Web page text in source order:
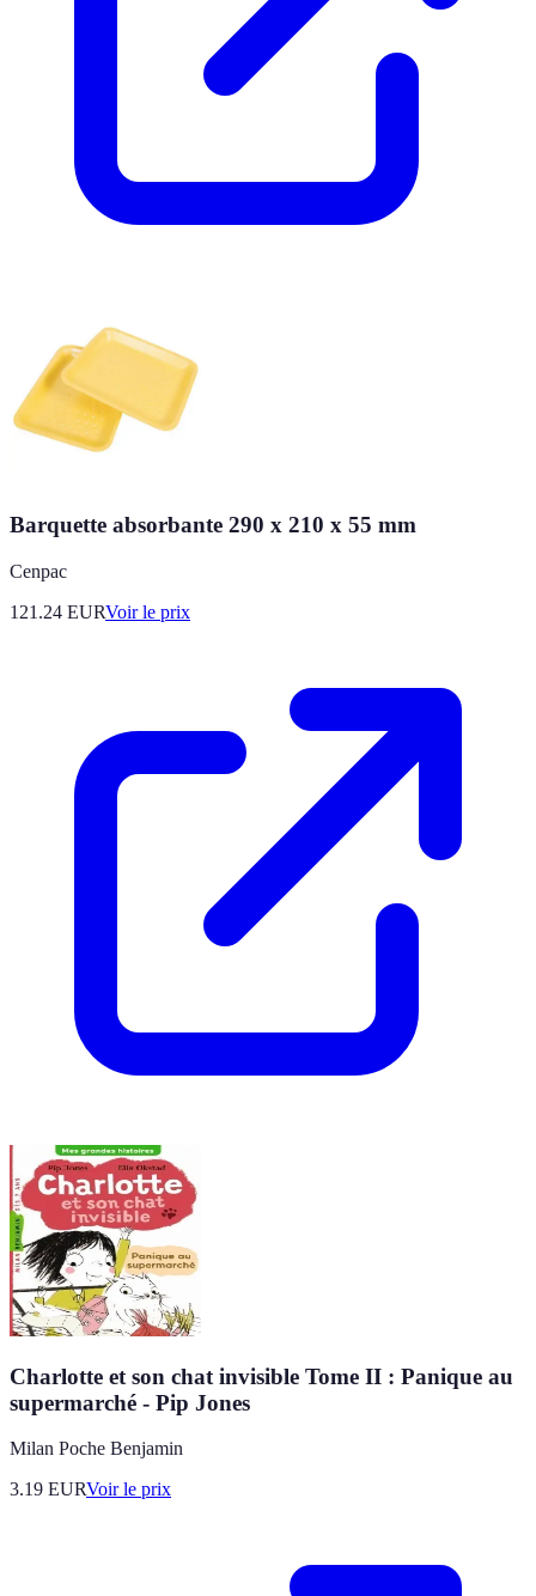
Barquette absorbante 290 x 210 x 55 mm
Cenpac
121.24 EURVoir le prix
Charlotte et son chat invisible Tome II : Panique au
supermarché - Pip Jones
Milan Poche Benjamin
3.19 EURVoir le prix